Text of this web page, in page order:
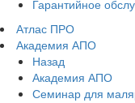
Гарантийное
Атлас ПРО
Академия АПО
Назад
Академия АПО
Семинар для